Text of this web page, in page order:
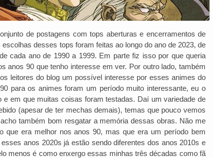
de postagens com tops aberturas e encerramentos de
desses tops foram feitas ao longo do ano de 2023, de
cada ano de 1990 a 1999. Em parte fiz isso por que queria
anos 90 que tenho interesse em ver. Por outro lado, também
leitores do blog um possível interesse por esses animes do
para os animes foram um período muito interessante, eu o
em que muitas coisas foram testadas. Daí um variedade de
(apesar de ter mechas demais), temas que pouco vemos
também bom resgatar a memória dessas obras. Não me
que era melhor nos anos 90, mas que era um período bem
anos 2020s já estão sendo diferentes dos anos 2010s e
menos é como enxergo essas minhas três décadas como fã